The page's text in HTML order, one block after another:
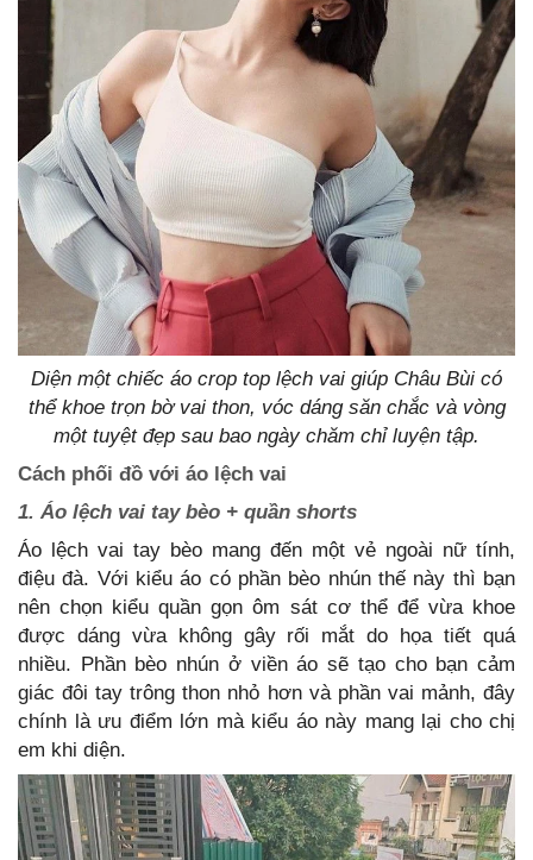
Diện một chiếc áo crop top lệch vai giúp Châu Bùi có
thể khoe trọn bờ vai thon, vóc dáng săn chắc và vòng
một tuyệt đẹp sau bao ngày chăm chỉ luyện tập.
Cách phối đồ với áo lệch vai
1. Áo lệch vai tay bèo + quần shorts
Áo lệch vai tay bèo mang đến một vẻ ngoài nữ tính,
điệu đà. Với kiểu áo có phần bèo nhún thế này thì bạn
nên chọn kiểu quần gọn ôm sát cơ thể để vừa khoe
được dáng vừa không gây rối mắt do họa tiết quá
nhiều. Phần bèo nhún ở viền áo sẽ tạo cho bạn cảm
giác đôi tay trông thon nhỏ hơn và phần vai mảnh, đây
chính là ưu điểm lớn mà kiểu áo này mang lại cho chị
em khi diện.